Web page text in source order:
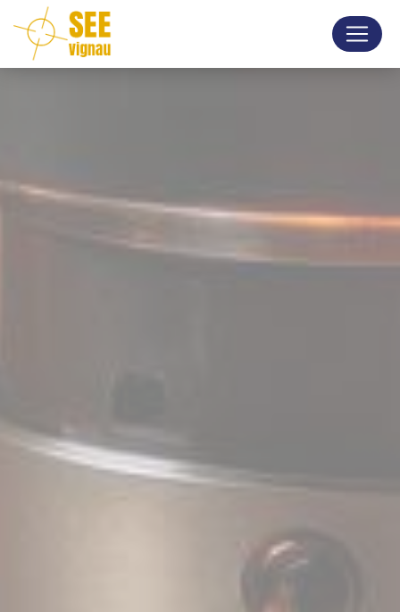
Panneau de gestion des cookies